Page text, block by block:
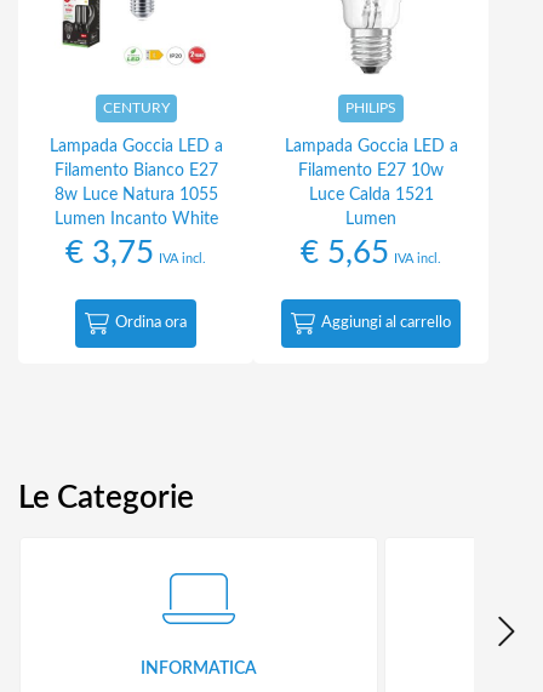
CENTURY
Lampada Goccia LED a
Filamento Bianco E27
8w Luce Natura 1055
Lumen Incanto White
€ 3,75 IVA incl.
Ordina ora
PHILIPS
Lampada Goccia LED a
Filamento E27 10w
Luce Calda 1521
Lumen
€ 5,65 IVA incl.
Aggiungi al carrello
Le Categorie
INFORMATICA